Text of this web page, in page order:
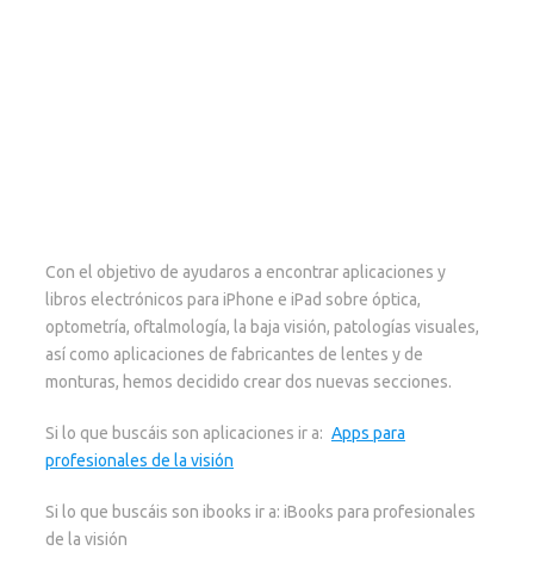
Con el objetivo de ayudaros a encontrar aplicaciones y
libros electrónicos para iPhone e iPad sobre óptica,
optometría, oftalmología, la baja visión, patologías visuales,
así como aplicaciones de fabricantes de lentes y de
monturas, hemos decidido crear dos nuevas secciones.
Si lo que buscáis son aplicaciones ir a: Apps para
profesionales de la visión
Si lo que buscáis son ibooks ir a: iBooks para profesionales
de la visión